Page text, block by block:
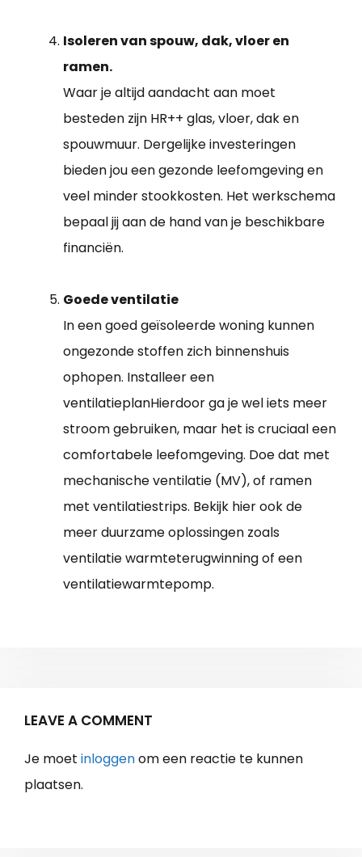
Isoleren van spouw, dak, vloer en
ramen.
Waar je altijd aandacht aan moet
besteden zijn HR++ glas, vloer, dak en
spouwmuur. Dergelijke investeringen
bieden jou een gezonde leefomgeving en
veel minder stookkosten. Het werkschema
bepaal jij aan de hand van je beschikbare
financiën.
Goede ventilatie
In een goed geïsoleerde woning kunnen
ongezonde stoffen zich binnenshuis
ophopen. Installeer een
ventilatieplanHierdoor ga je wel iets meer
stroom gebruiken, maar het is cruciaal een
comfortabele leefomgeving. Doe dat met
mechanische ventilatie (MV), of ramen
met ventilatiestrips. Bekijk hier ook de
meer duurzame oplossingen zoals
ventilatie warmteterugwinning of een
ventilatiewarmtepomp.
LEAVE A COMMENT
Je moet inloggenom een reactie te kunnen
plaatsen.